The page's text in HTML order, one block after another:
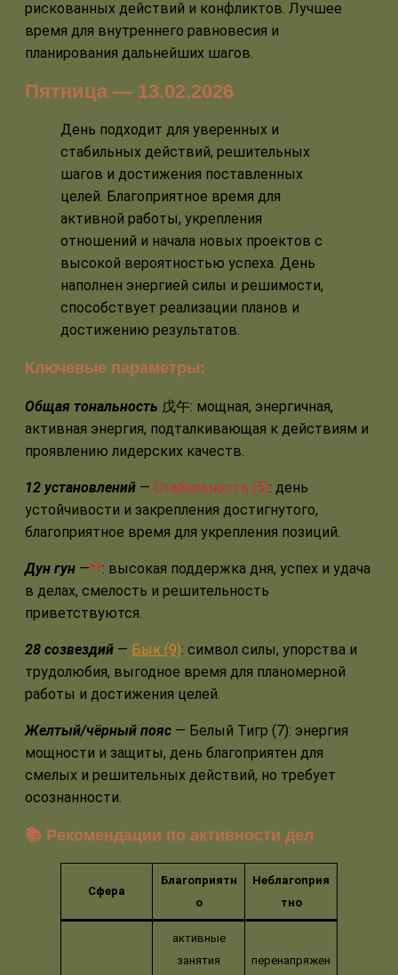
рискованных действий и конфликтов. Лучшее
время для внутреннего равновесия и
планирования дальнейших шагов.
Пятница — 13.02.2026
День подходит для уверенных и
стабильных действий, решительных
шагов и достижения поставленных
целей. Благоприятное время для
активной работы, укрепления
отношений и начала новых проектов с
высокой вероятностью успеха. День
наполнен энергией силы и решимости,
способствует реализации планов и
достижению результатов.
Ключевые параметры:
Общая тональность 戊午: мощная, энергичная,
активная энергия, подталкивающая к действиям и
проявлению лидерских качеств.
12 установлений — Стабильность (5): день
устойчивости и закрепления достигнутого,
благоприятное время для укрепления позиций.
Дун гун —**: высокая поддержка дня, успех и удача
в делах, смелость и решительность
приветствуются.
28 созвездий — Бык (9): символ силы, упорства и
трудолюбия, выгодное время для планомерной
работы и достижения целей.
Желтый/чёрный пояс — Белый Тигр (7): энергия
мощности и защиты, день благоприятен для
смелых и решительных действий, но требует
осознанности.
📚 Рекомендации по активности дел
Сфера
Благоприятн
о
Неблагоприя
тно
активные
занятия
перенапряжен